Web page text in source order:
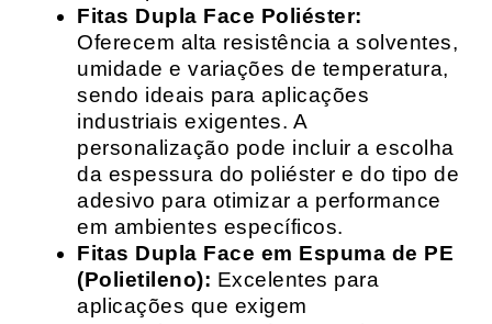
Fitas Dupla Face Poliéster:
Oferecem alta resistência a solventes,
umidade e variações de temperatura,
sendo ideais para aplicações
industriais exigentes. A
personalização pode incluir a escolha
da espessura do poliéster e do tipo de
adesivo para otimizar a performance
em ambientes específicos.
Fitas Dupla Face em Espuma de PE
(Polietileno): Excelentes para
aplicações que exigem